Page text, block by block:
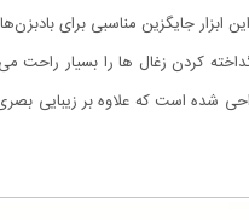
کردن زغال ها را بسیار راحت
است که علاوه بر زیبایی